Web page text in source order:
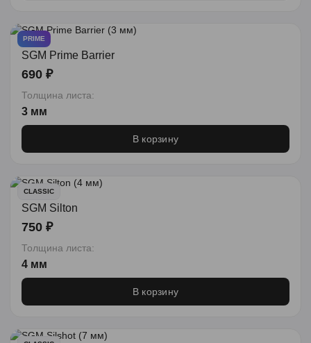
PRIME
SGM Prime Barrier
690 ₽
Толщина листа:
3 мм
В корзину
CLASSIC
SGM Silton
750 ₽
Толщина листа:
4 мм
В корзину